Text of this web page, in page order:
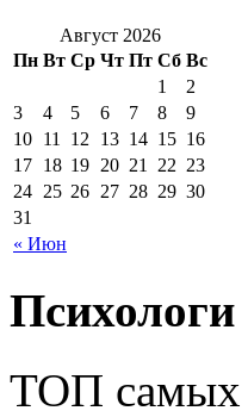
Август 2026
Пн Вт Ср Чт Пт Сб Вс
« Июн
1
2
3
4 5 6 7 8
9
10 11 12 13 14 15 16
17 18 19 20 21 22 23
24 25 26 27 28 29 30
31
Психологи
ТОП самых